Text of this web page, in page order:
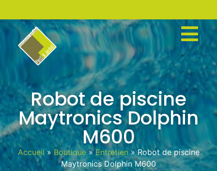
Robot de piscine
Maytronics Dolphin
M600
Accueil » Boutique » Entretien »Robot de piscine
Maytronics Dolphin M600